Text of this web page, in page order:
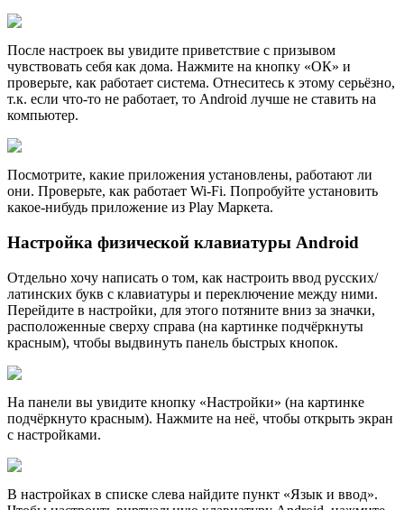
После настроек вы увидите приветствие с призывом
чувствовать себя как дома. Нажмите на кнопку «ОК» и
проверьте, как работает система. Отнеситесь к этому серьёзно,
т.к. если что-то не работает, то Android лучше не ставить на
компьютер.
Посмотрите, какие приложения установлены, работают ли
они. Проверьте, как работает Wi-Fi. Попробуйте установить
какое-нибудь приложение из Play Маркета.
Настройка физической клавиатуры Android
Отдельно хочу написать о том, как настроить ввод русских/
латинских букв с клавиатуры и переключение между ними.
Перейдите в настройки, для этого потяните вниз за значки,
расположенные сверху справа (на картинке подчёркнуты
красным), чтобы выдвинуть панель быстрых кнопок.
На панели вы увидите кнопку «Настройки» (на картинке
подчёркнуто красным). Нажмите на неё, чтобы открыть экран
с настройками.
В настройках в списке слева найдите пункт «Язык и ввод».